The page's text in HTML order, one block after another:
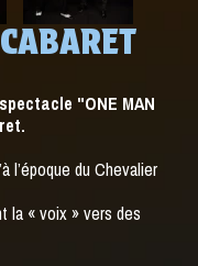
"ONE MAN
l’époque du Chevalier
la « voix » vers des